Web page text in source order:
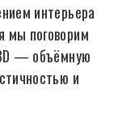
интерьера
мы поговорим
— объёмную
и